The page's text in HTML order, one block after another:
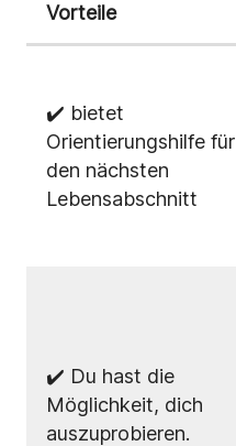
Vorteile
✔️ bietet
Orientierungshilfe für
den nächsten
Lebensabschnitt
✔️ Du hast die
Möglichkeit, dich
auszuprobieren.